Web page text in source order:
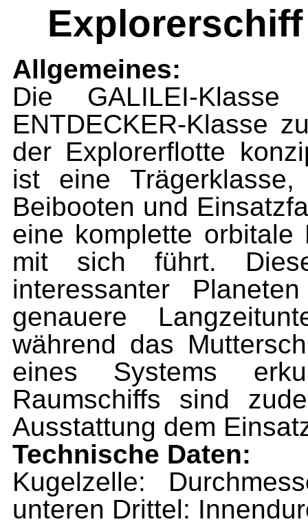
Allgemeines:
Die GALILEI-
ENTDECKER-Klasse
der Explorerflotte
ist eine
Beibooten und
eine komplette orbitale
mit sich führt.
interessanter
genauere
während das
eines Systems
Raumschiffs sind
Ausstattung dem
Technische Daten:
Kugelzelle:
unteren Drittel: